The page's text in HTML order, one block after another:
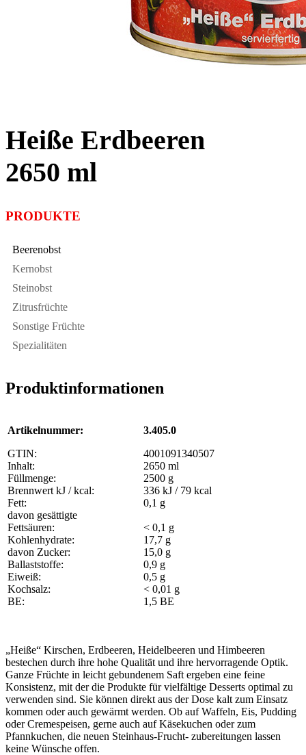
Heiße Erdbeeren
2650 ml
PRODUKTE
Beerenobst
Kernobst
Steinobst
Zitrusfrüchte
Sonstige Früchte
Spezialitäten
Produktinformationen
Artikelnummer:
GTIN:
Inhalt:
Füllmenge:
Brennwert kJ / kcal:
Fett:
davon gesättigte
Fettsäuren:
Kohlenhydrate:
davon Zucker:
Ballaststoffe:
Eiweiß:
Kochsalz:
BE:
3.405.0
4001091340507
2650 ml
2500 g
336 kJ / 79 kcal
0,1 g
< 0,1 g
17,7 g
15,0 g
0,9 g
0,5 g
< 0,01 g
1,5 BE
„Heiße“ Kirschen, Erdbeeren, Heidelbeeren und Himbeeren
bestechen durch ihre hohe Qualität und ihre hervorragende Optik.
Ganze Früchte in leicht gebundenem Saft ergeben eine feine
Konsistenz, mit der die Produkte für vielfältige Desserts optimal zu
verwenden sind. Sie können direkt aus der Dose kalt zum Einsatz
kommen oder auch gewärmt werden. Ob auf Waffeln, Eis, Pudding
oder Cremespeisen, gerne auch auf Käsekuchen oder zum
Pfannkuchen, die neuen Steinhaus-Frucht- zubereitungen lassen
keine Wünsche offen.